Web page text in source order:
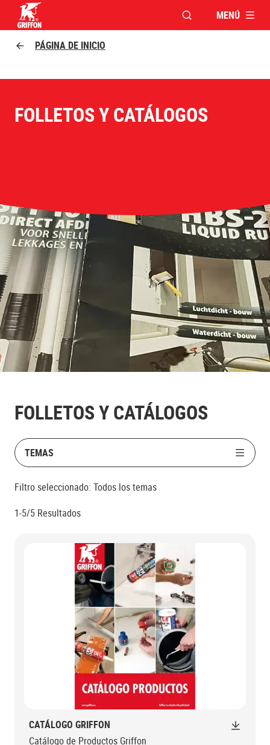
Griffon logo
ABRIR VENTANA
MENÚ
PÁGINA DE INICIO
FOLLETOS Y CATÁLOGOS
FOLLETOS Y CATÁLOGOS
TEMAS
Filtro seleccionado: Todos los temas
1-5/5 Resultados
CATÁLOGO GRIFFON
Catálogo de Productos Griffon